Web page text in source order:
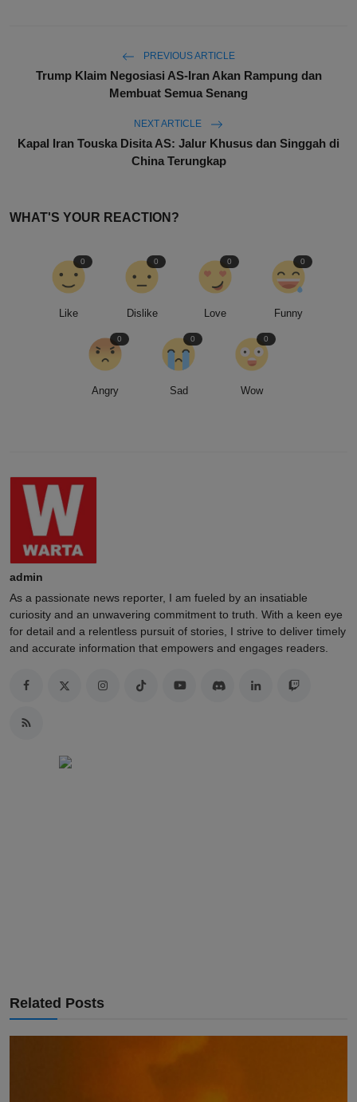
PREVIOUS ARTICLE
Trump Klaim Negosiasi AS-Iran Akan Rampung dan
Membuat Semua Senang
NEXT ARTICLE
Kapal Iran Touska Disita AS: Jalur Khusus dan Singgah di
China Terungkap
WHAT'S YOUR REACTION?
Like
0
Dislike
0
Love
0
Funny
0
Angry
0
Sad
0
Wow
0
admin
As a passionate news reporter, I am fueled by an insatiable
curiosity and an unwavering commitment to truth. With a keen eye
for detail and a relentless pursuit of stories, I strive to deliver timely
and accurate information that empowers and engages readers.
Related Posts